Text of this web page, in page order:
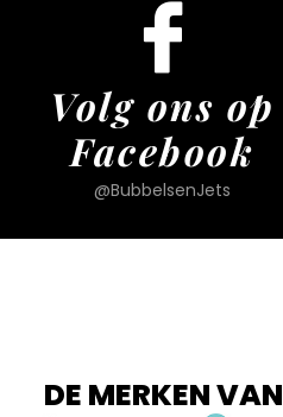
Volg ons op
Facebook
@BubbelsenJets
DE MERKEN VAN